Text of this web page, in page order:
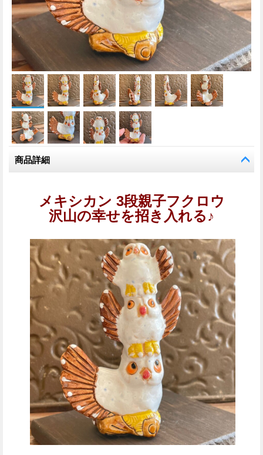
商品詳細
メキシカン 3段親子フクロウ
沢山の幸せを招き入れる♪